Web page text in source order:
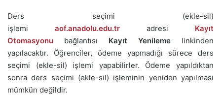
Ders seçimi (ekle-sil)
işlemi aof.anadolu.edu.tr adresi Kayıt
Otomasyonu
bağlantısı Kayıt Yenileme linkinden
yapılacaktır. Öğrenciler, ödeme yapmadığı sürece ders
seçimi (ekle-sil) işlemi yapabilirler. Ödeme yapıldıktan
sonra ders seçimi (ekle-sil) işleminin yeniden yapılması
mümkün değildir.